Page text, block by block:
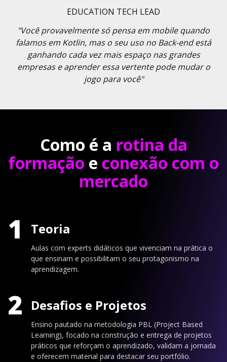
EDUCATION TECH LEAD
"Você provavelmente só pensa em mobile quando
falamos em Kotlin, mas o seu uso no Back-end está
ganhando cada vez mais espaço nas grandes
empresas e aprender essa vertente pode mudar o
jogo para você"
Como é a rotina da
formação e conexão com o
mercado
1 Teoria
Aulas com experts didáticos que vivenciam na prática o
que ensinam e possibilitam o seu protagonismo na
aprendizagem.
2 Desafios e Projetos
Ensino pautado na metodologia PBL (Project Based
Learning), focado na construção e entrega de projetos
práticos que reforçam o aprendizado, validam a jornada
e oferecem material para destacar seu portfólio.